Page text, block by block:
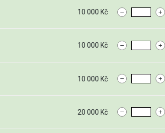
10 000 Kč
10 000 Kč
10 000 Kč
20 000 Kč